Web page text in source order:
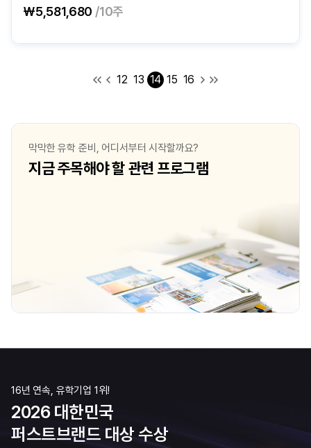
₩5,581,680 /10주
12 13 14 15 16
막막한 유학 준비, 어디서부터 시작할까요?
지금 주목해야 할 관련 프로그램
16년 연속, 유학기업 1위!
2026 대한민국
퍼스트브랜드 대상 수상